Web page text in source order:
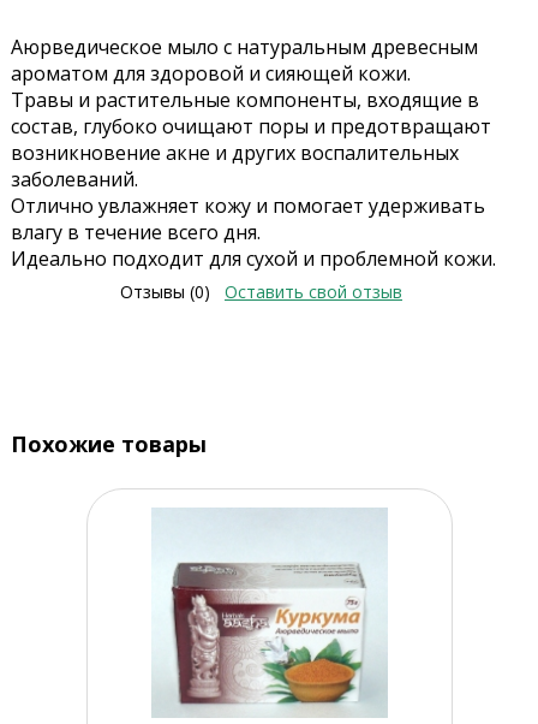
Аюрведическое мыло с натуральным древесным
ароматом для здоровой и сияющей кожи.
Травы и растительные компоненты, входящие в
состав, глубоко очищают поры и предотвращают
возникновение акне и других воспалительных
заболеваний.
Отлично увлажняет кожу и помогает удерживать
влагу в течение всего дня.
Идеально подходит для сухой и проблемной кожи.
Отзывы (0) Оставить свой отзыв
Похожие товары